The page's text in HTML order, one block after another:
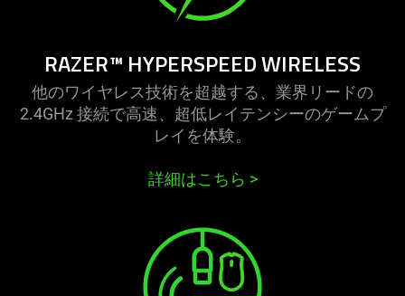
RAZER™ HYPERSPEED WIRELESS
他のワイヤレス技術を超越する、業界リードの
2.4GHz 接続で高速、超低レイテンシーのゲームプ
レイを体験。
詳細はこちら >